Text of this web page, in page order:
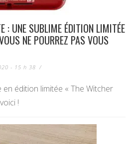
: UNE SUBLIME ÉDITION LIMITÉE
NE POURREZ PAS VOUS
- 15 h 38 /
édition limitée « The Witcher
!